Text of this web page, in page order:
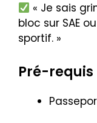
« Je sais
bloc sur SAE
sportif. »
Pré-requis